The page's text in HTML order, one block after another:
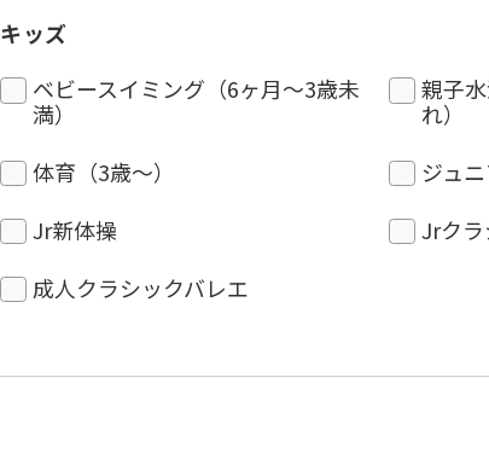
キッズ
ベビースイミング（6ヶ月〜3歳未
満）
親子
れ）
体育（3歳〜） ジュ
Jr新体操
Jrクラ
成人クラシックバレエ